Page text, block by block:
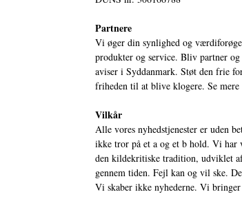
Partnere
Vi øger din synlighed og
produkter og service. Bliv partner
aviser i Syddanmark. Støt den frie
friheden til at blive klogere. Se mere
Vilkår
Alle vores nyhedstjenester er uden
ikke tror på et a og et b hold. Vi har
den kildekritiske tradition, udviklet
gennem tiden. Fejl kan og vil ske.
Vi skaber ikke nyhederne. Vi